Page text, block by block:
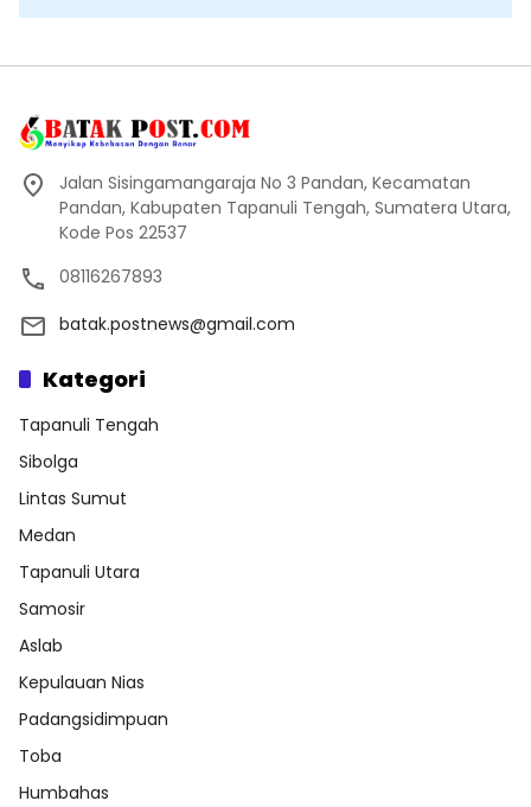
Jalan Sisingamangaraja No 3 Pandan, Kecamatan
Pandan, Kabupaten Tapanuli Tengah, Sumatera Utara,
Kode Pos 22537
08116267893
batak.postnews@gmail.com
Kategori
Tapanuli Tengah
Sibolga
Lintas Sumut
Medan
Tapanuli Utara
Samosir
Aslab
Kepulauan Nias
Padangsidimpuan
Toba
Humbahas